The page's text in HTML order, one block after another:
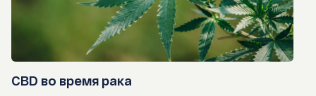
CBD во время рака